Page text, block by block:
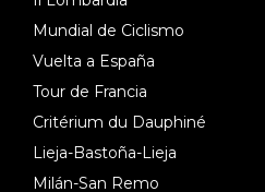
Mundial de Ciclismo
Vuelta a España
Tour de Francia
Critérium du Dauphiné
Lieja-Bastoña-Lieja
Milán-San Remo